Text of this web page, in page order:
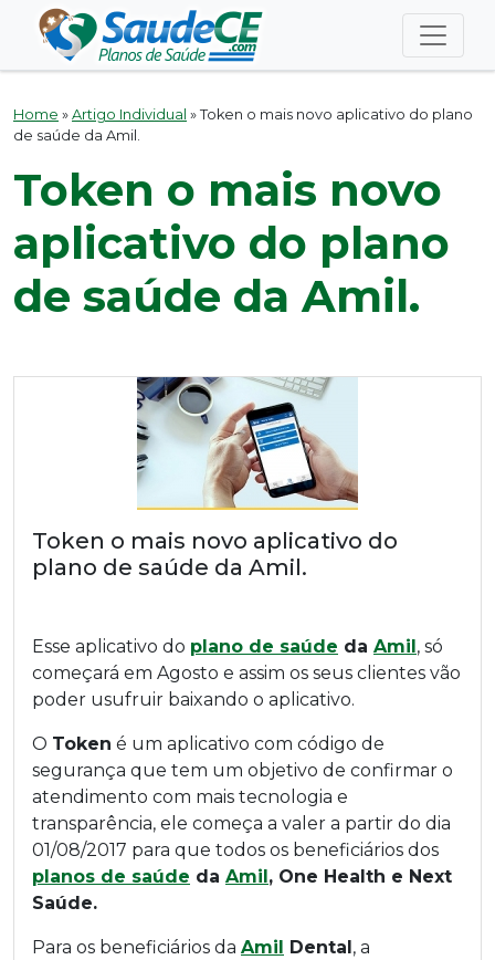
Home » Artigo Individual » Token o mais novo aplicativo do plano
de saúde da Amil.
Token o mais novo
aplicativo do plano
de saúde da Amil.
Token o mais novo aplicativo do
plano de saúde da Amil.
Esse aplicativo do plano de saúde da Amil, só
começará em Agosto e assim os seus clientes vão
poder usufruir baixando o aplicativo.
O Token é um aplicativo com código de
segurança que tem um objetivo de confirmar o
atendimento com mais tecnologia e
transparência, ele começa a valer a partir do dia
01/08/2017 para que todos os beneficiários dos
planos de saúde da Amil, One Health e Next
Saúde.
Para os beneficiários da Amil Dental, a